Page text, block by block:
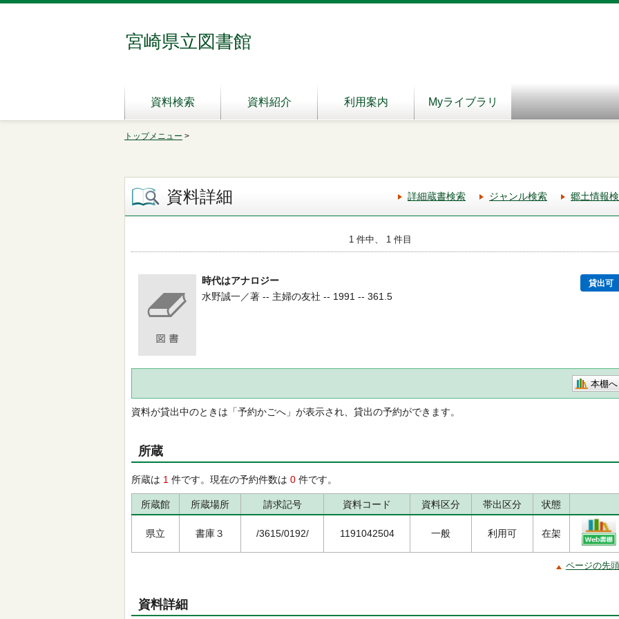
宮崎県立図書館
資料検索 資料紹介 利用案内 Myライブラリ
トップメニュー >
資料詳細 詳細蔵書検索 ジャンル検索 郷土情報
1 件中、 1 件目
時代はアナロジー 貸出可
水野誠一／著 -- 主婦の友社 -- 1991 -- 361.5
本棚へ
資料が貸出中のときは「予約かごへ」が表示され、貸出の予約ができます。
所蔵
所蔵は 1 件です。現在の予約件数は 0 件です。
所蔵館 所蔵場所 請求記号 資料コード 資料区分 帯出区分 状態
県立 書庫３ /3615/0192/ 1191042504 一般 利用可 在架
ページの先
資料詳細